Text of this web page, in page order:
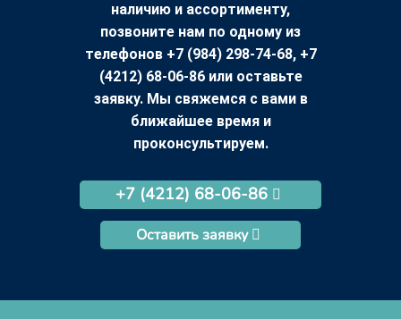
наличию и ассортименту,
позвоните нам по одному из
телефонов +7 (984) 298-74-68, +7
(4212) 68-06-86 или оставьте
заявку. Мы свяжемся с вами в
ближайшее время и
проконсультируем.
+7 (4212) 68-06-86
Оставить заявку